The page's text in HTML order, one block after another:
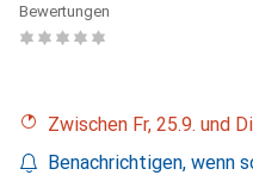
Bewertungen
Zwischen Fr, 25.9. und
Benachrichtigen, wenn